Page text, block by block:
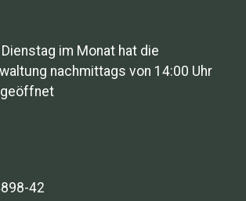
im Monat hat die
nachmittags von 14:00 Uhr
geöffnet
42